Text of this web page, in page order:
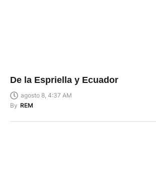
De la Espriella y Ecuador
agosto 8, 4:37 AM
By REM